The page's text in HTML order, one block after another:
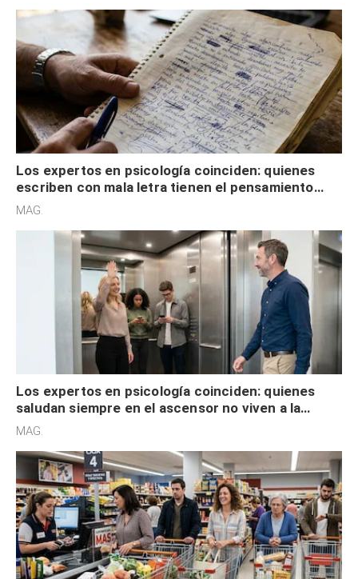
Los expertos en psicología coinciden: quienes
escriben con mala letra tienen el pensamiento
acelerado y no lo hacen por desinterés
MAG.
Los expertos en psicología coinciden: quienes
saludan siempre en el ascensor no viven a la
defensiva y tienen apertura social
MAG.